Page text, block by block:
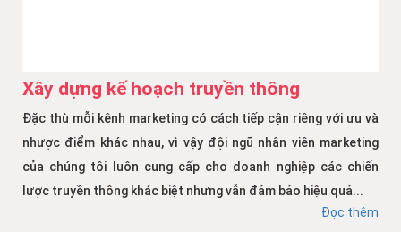
Xây dựng kế hoạch truyền thông
Đặc thù mỗi kênh marketing có cách tiếp cận riêng với ưu và
nhược điểm khác nhau, vì vậy đội ngũ nhân viên marketing
của chúng tôi luôn cung cấp cho doanh nghiệp các chiến
lược truyền thông khác biệt nhưng vẫn đảm bảo hiệu quả...
Đọc thêm